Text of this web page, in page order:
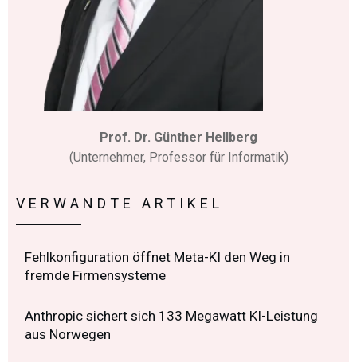
Prof. Dr. Günther Hellberg
(Unternehmer, Professor für Informatik)
VERWANDTE ARTIKEL
Fehlkonfiguration öffnet Meta-KI den Weg in
fremde Firmensysteme
Anthropic sichert sich 133 Megawatt KI-Leistung
aus Norwegen